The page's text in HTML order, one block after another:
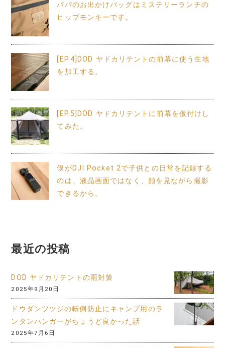
パパのお出かけバッグはミステリーランチの
ヒップモンキーです。
[EP.4]DOD ヤドカリテントの前幕に使う生地
を加工する。
[EP.5]DOD ヤドカリテントに前幕を仮付けし
てみた。
僕がDJI Pocket 2で子供との日常を記録する
のは、液晶画面ではなく、顔を見ながら撮影
できるから。
最近の投稿
DOD ヤドカリテントの雨対策
2025年9月20日
ドウダンツツジの転倒防止にキャンプ用のラ
ンタンハンガーがちょうど良かった話
2025年7月6日